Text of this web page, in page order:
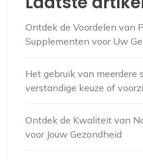
Ontdek de Voordelen van
Supplementen voor Uw
Het gebruik van meerdere
verstandige keuze of
Ontdek de Kwaliteit van
voor Jouw Gezondheid